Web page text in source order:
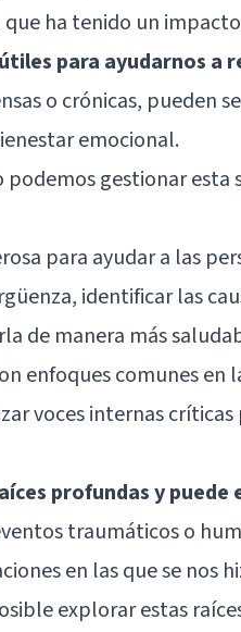
ha tenido un
para ayudarnos a
o crónicas, pueden
emocional.
podemos gestionar esta
para ayudar a las
identificar las
de manera más
enfoques comunes en
voces internas
profundas y puede
traumáticos o
en las que se nos
explorar estas